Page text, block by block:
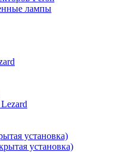
лампы
установка)
установка)